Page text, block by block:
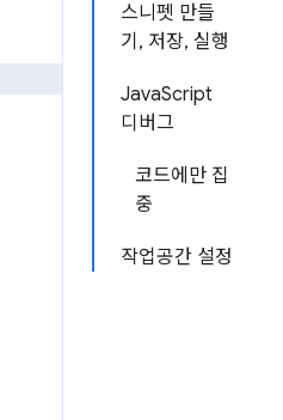
스니펫 만들
기, 저장, 실행
JavaScript
디버그
코드에만 집
중
작업공간 설정